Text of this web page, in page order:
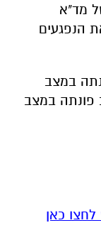
מד"א
הנפגעים
צעירה כבת 20 פונתה במצב
פונתה במצב
כאן